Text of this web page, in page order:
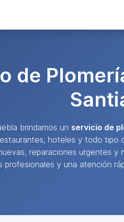
de
brindamos un servicio de
hoteles y todo tipo
reparaciones urgentes
profesionales y una atención